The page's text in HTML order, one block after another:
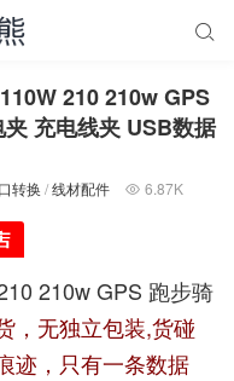

210 210w GPS
充电线夹 USB数据
转换 /线材配件  6.87K
210w GPS 跑步骑
，无独立包装,货碰
迹，只有一条数据